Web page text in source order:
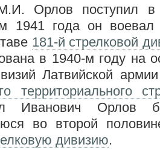
Орлов поступил в
1941 года он воевал
181-й стрелковой
в 1940-м году на
Латвийской
территориального
Иванович Орлов
во второй
дивизию.